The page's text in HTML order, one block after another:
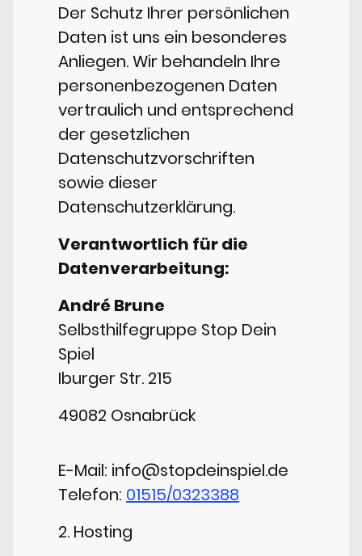
Der Schutz Ihrer persönlichen
Daten ist uns ein besonderes
Anliegen. Wir behandeln Ihre
personenbezogenen Daten
vertraulich und entsprechend
der gesetzlichen
Datenschutzvorschriften
sowie dieser
Datenschutzerklärung.
Verantwortlich für die
Datenverarbeitung:
André Brune
Selbsthilfegruppe Stop Dein
Spiel
Iburger Str. 215
49082 Osnabrück
E-Mail: info@stopdeinspiel.de
Telefon: 01515/0323388
2. Hosting